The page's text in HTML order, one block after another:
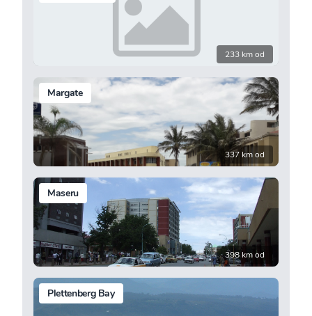
233 km od
Margate
337 km od
Maseru
398 km od
Plettenberg Bay